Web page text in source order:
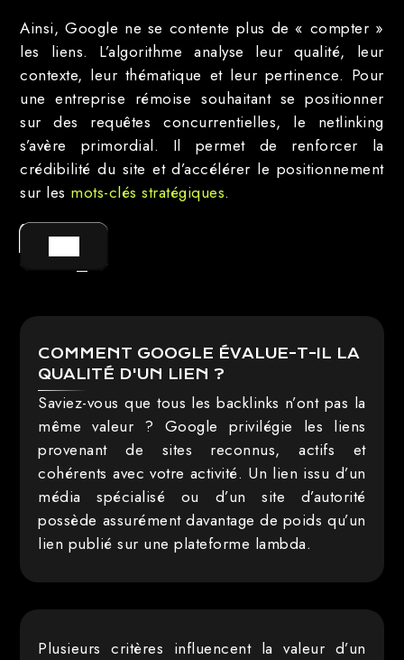
Ainsi, Google ne se contente plus de « compter »
les liens. L’algorithme analyse leur qualité, leur
contexte, leur thématique et leur pertinence. Pour
une entreprise rémoise souhaitant se positionner
sur des requêtes concurrentielles, le netlinking
s’avère primordial. Il permet de renforcer la
crédibilité du site et d’accélérer le positionnement
sur les mots-clés stratégiques.
COMMENT GOOGLE ÉVALUE-T-IL LA
QUALITÉ D'UN LIEN ?
Saviez-vous que tous les backlinks n’ont pas la
même valeur ? Google privilégie les liens
provenant de sites reconnus, actifs et
cohérents avec votre activité. Un lien issu d’un
média spécialisé ou d’un site d’autorité
possède assurément davantage de poids qu’un
lien publié sur une plateforme lambda.
Plusieurs critères influencent la valeur d’un